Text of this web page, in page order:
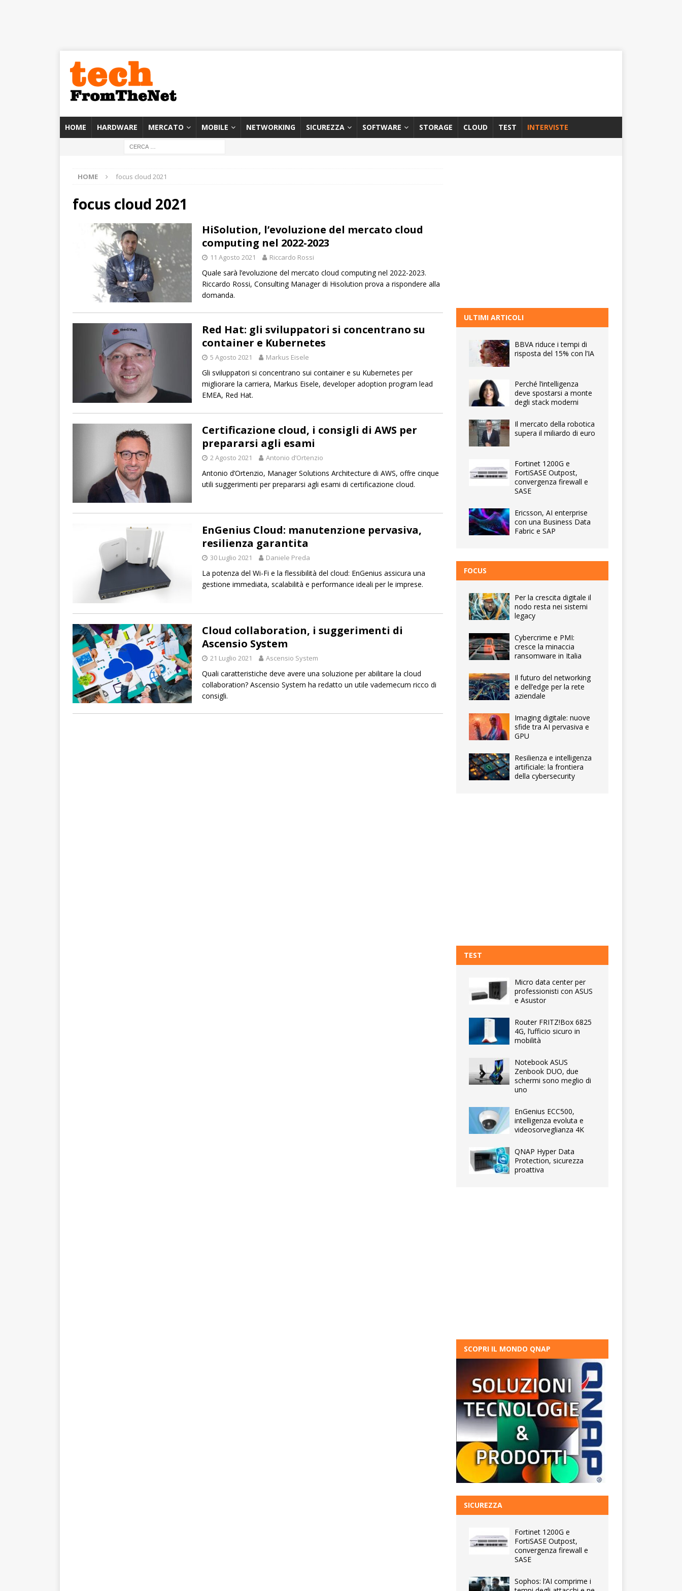
HOME HARDWARE MERCATO MOBILE NETWORKING SICUREZZA SOFTWARE STORAGE CLOUD TEST INTERVISTE
HOME focus cloud 2021
focus cloud 2021
HiSolution, l’evoluzione del mercato cloud
computing nel 2022-2023
11 Agosto 2021 Riccardo Rossi
Quale sarà l’evoluzione del mercato cloud computing nel 2022-2023.
Riccardo Rossi, Consulting Manager di Hisolution prova a rispondere alla
domanda.
Red Hat: gli sviluppatori si concentrano su
container e Kubernetes
5 Agosto 2021 Markus Eisele
Gli sviluppatori si concentrano sui container e su Kubernetes per
migliorare la carriera, Markus Eisele, developer adoption program lead
EMEA, Red Hat.
Certificazione cloud, i consigli di AWS per
prepararsi agli esami
2 Agosto 2021 Antonio d’Ortenzio
Antonio d’Ortenzio, Manager Solutions Architecture di AWS, offre cinque
utili suggerimenti per prepararsi agli esami di certificazione cloud.
EnGenius Cloud: manutenzione pervasiva,
resilienza garantita
30 Luglio 2021 Daniele Preda
La potenza del Wi-Fi e la flessibilità del cloud: EnGenius assicura una
gestione immediata, scalabilità e performance ideali per le imprese.
Cloud collaboration, i suggerimenti di
Ascensio System
21 Luglio 2021 Ascensio System
Quali caratteristiche deve avere una soluzione per abilitare la cloud
collaboration? Ascensio System ha redatto un utile vademecum ricco di
consigli.
ULTIMI ARTICOLI
BBVA riduce i tempi di
risposta del 15% con l’IA
Perché l’intelligenza
deve spostarsi a monte
degli stack moderni
Il mercato della robotica
supera il miliardo di euro
Fortinet 1200G e
FortiSASE Outpost,
convergenza firewall e
SASE
Ericsson, AI enterprise
con una Business Data
Fabric e SAP
FOCUS
Per la crescita digitale il
nodo resta nei sistemi
legacy
Cybercrime e PMI:
cresce la minaccia
ransomware in Italia
Il futuro del networking
e dell’edge per la rete
aziendale
Imaging digitale: nuove
sfide tra AI pervasiva e
GPU
Resilienza e intelligenza
artificiale: la frontiera
della cybersecurity
TEST
Micro data center per
professionisti con ASUS
e Asustor
Router FRITZ!Box 6825
4G, l’ufficio sicuro in
mobilità
Notebook ASUS
Zenbook DUO, due
schermi sono meglio di
uno
EnGenius ECC500,
intelligenza evoluta e
videosorveglianza 4K
QNAP Hyper Data
Protection, sicurezza
proattiva
SCOPRI IL MONDO QNAP
SICUREZZA
Fortinet 1200G e
FortiSASE Outpost,
convergenza firewall e
SASE
Sophos: l’AI comprime i